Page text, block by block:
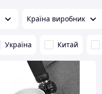
Країна виробник
Україна Китай